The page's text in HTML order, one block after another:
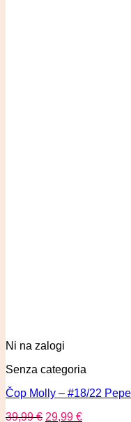
Ni na zalogi
Senza categoria
Čop Molly – #18/22
39,99€ 29,99 €